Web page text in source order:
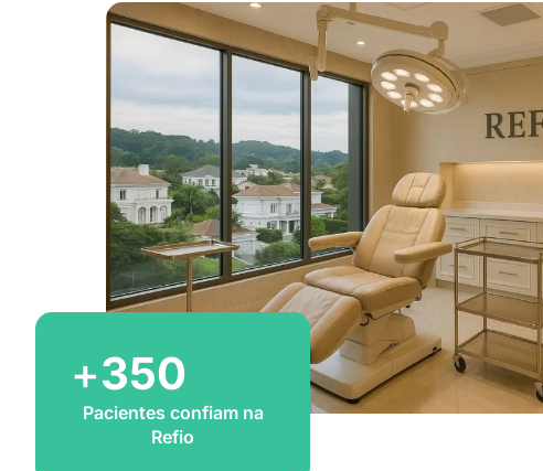
+350
Pacientes confiam na
Refio